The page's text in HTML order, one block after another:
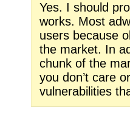
Yes. I should
works. Most
users because
the market. In
chunk of the
you don’t care
vulnerabilities